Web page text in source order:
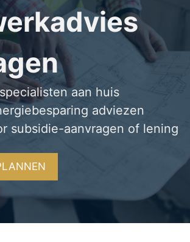
aan huis
adviezen
subsidie-aanvragen of lening